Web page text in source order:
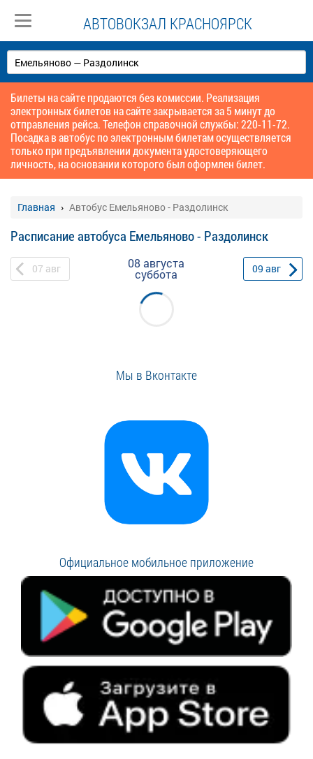
АВТОВОКЗАЛ КРАСНОЯРСК
Билеты на сайте продаются без комиссии. Реализация
электронных билетов на сайте закрывается за 5 минут до
отправления рейса. Телефон справочной службы: 220-11-72.
Посадка в автобус по электронным билетам осуществляется
только при предъявлении документа удостоверяющего
личность, на основании которого был оформлен билет.
Главная Автобус Емельяново - Раздолинск
Расписание автобуса Емельяново - Раздолинск
07 авг 08 августа
суббота 09 авг
Мы в Вконтакте
Официальное мобильное приложение